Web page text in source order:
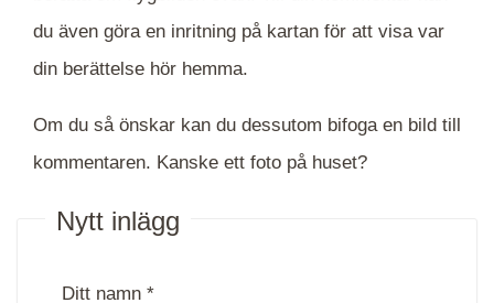
du även göra en inritning på kartan för att visa var
din berättelse hör hemma.
Om du så önskar kan du dessutom bifoga en bild till
kommentaren. Kanske ett foto på huset?
Nytt inlägg
Ditt namn *